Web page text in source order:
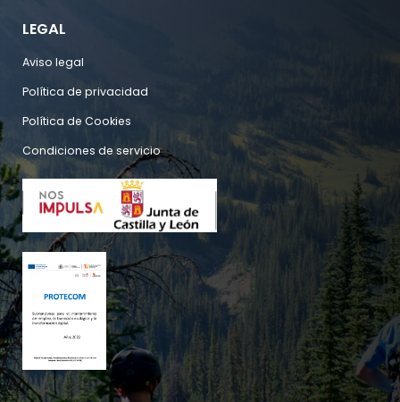
LEGAL
Aviso legal
Política de privacidad
Política de Cookies
Condiciones de servicio